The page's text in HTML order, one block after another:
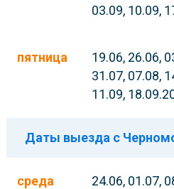
03.09, 10.09,
пятница
19.06, 26.06,
31.07, 07.08,
11.09,
Даты выезда с
среда
24.06, 01.07,